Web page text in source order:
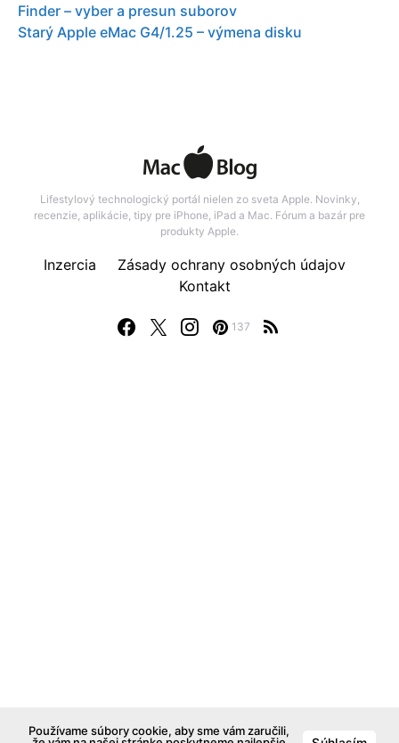
Finder – vyber a presun suborov
Starý Apple eMac G4/1.25 – výmena disku
Lifestylový technologický portál nielen zo sveta Apple. Novinky,
recenzie, aplikácie, tipy pre iPhone, iPad a Mac. Fórum a bazár pre
produkty Apple.
137
Inzercia
Zásady ochrany osobných údajov
Kontakt
Používame súbory cookie, aby sme vám zaručili,